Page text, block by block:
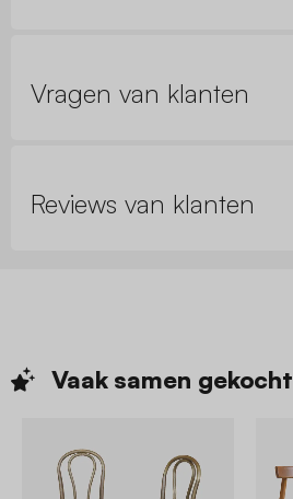
Vragen van klanten
Reviews van klanten
Vaak samen gekocht